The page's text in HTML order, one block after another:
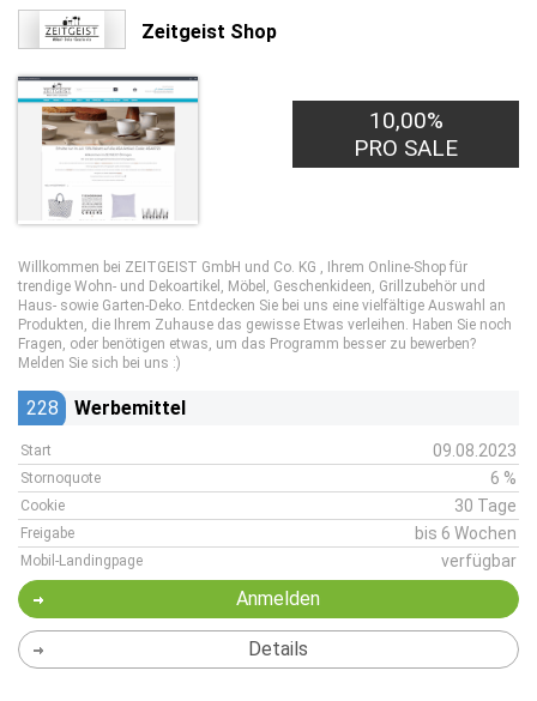
Zeitgeist Shop
10,00%
PRO SALE
Willkommen bei ZEITGEIST GmbH und Co. KG , Ihrem Online-Shop für
trendige Wohn- und Dekoartikel, Möbel, Geschenkideen, Grillzubehör und
Haus- sowie Garten-Deko. Entdecken Sie bei uns eine vielfältige Auswahl an
Produkten, die Ihrem Zuhause das gewisse Etwas verleihen. Haben Sie noch
Fragen, oder benötigen etwas, um das Programm besser zu bewerben?
Melden Sie sich bei uns :)
228 Werbemittel
Start 09.08.2023
Stornoquote 6 %
Cookie 30 Tage
Freigabe bis 6 Wochen
Mobil-Landingpage verfügbar
Anmelden
Details